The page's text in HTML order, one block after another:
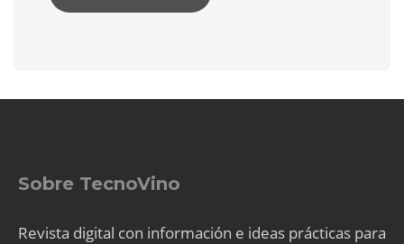
Sobre TecnoVino
Revista digital con información e ideas prácticas para